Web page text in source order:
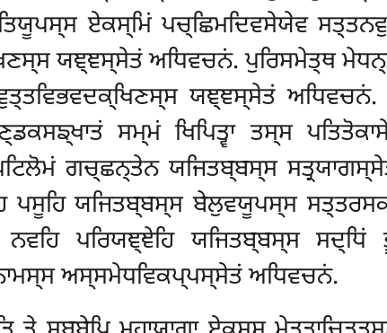
ਏਕਸ੍ਮਿਂ ਪਚ੍ਛਿਮਦਿਵਸੇਯੇਵ
ਯਞ੍ਞਸ੍ਸੇਤਂ ਅਧਿਵਚਨਂ. ਪੁਰਿਸਮੇਤ੍ਥ
ਯਞ੍ਞਸ੍ਸੇਤਂ
ਸਮ੍ਮਂ ਖਿਪਿਤ੍ਵਾ ਤਸ੍ਸ
ਗਚ੍ਛਨ੍ਤੇਨ ਯਜਿਤਬ੍ਬਸ੍ਸ
ਪਸੂਹਿ ਯਜਿਤਬ੍ਬਸ੍ਸ ਬੇਲੁਵਯੂਪਸ੍ਸ
ਪਰਿਯਞ੍ਞੇਹਿ ਯਜਿਤਬ੍ਬਸ੍ਸਸਦ੍ਧਿਂ
ਅਸ੍ਸਮੇਧਵਿਕਪ੍ਪਸ੍ਸੇਤਂ ਅਧਿਵਚਨਂ.